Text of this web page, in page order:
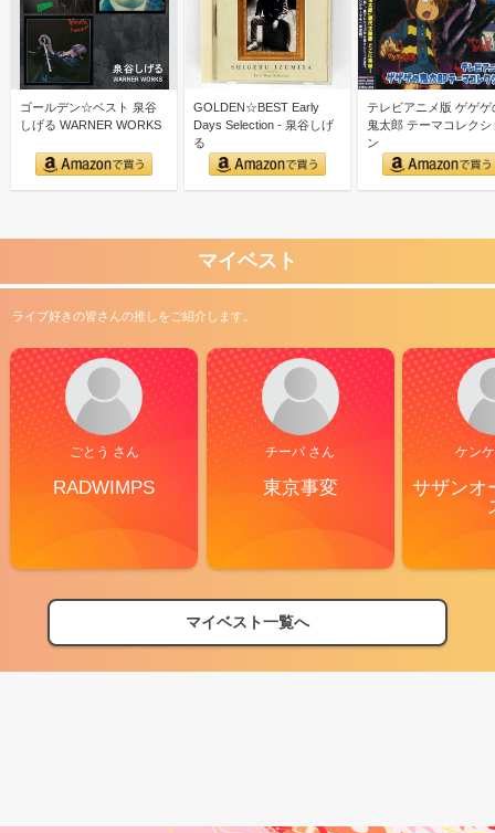
ゴールデン☆ベスト 泉谷
しげる WARNER WORKS
GOLDEN☆BEST Early
Days Selection - 泉谷しげ
る
テレビアニメ版 ゲゲゲ
鬼太郎 テーマコレクシ
ン
マイベスト
ライブ好きの皆さんの推しをご紹介します。
ごとう さん
RADWIMPS
チーバ さん
東京事変
ケン
サザンオ
マイベスト一覧へ